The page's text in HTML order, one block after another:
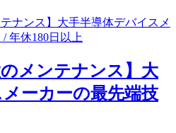
のメンテナンス】大
ーカーの最先端技